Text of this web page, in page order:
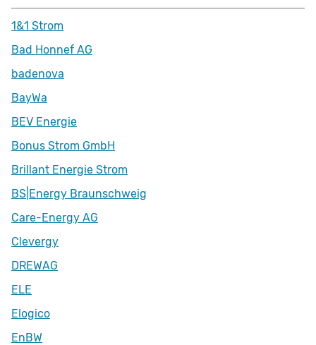
1&1 Strom
Bad Honnef AG
badenova
BayWa
BEV Energie
Bonus Strom GmbH
Brillant Energie Strom
BS|Energy Braunschweig
Care-Energy AG
Clevergy
DREWAG
ELE
Elogico
EnBW